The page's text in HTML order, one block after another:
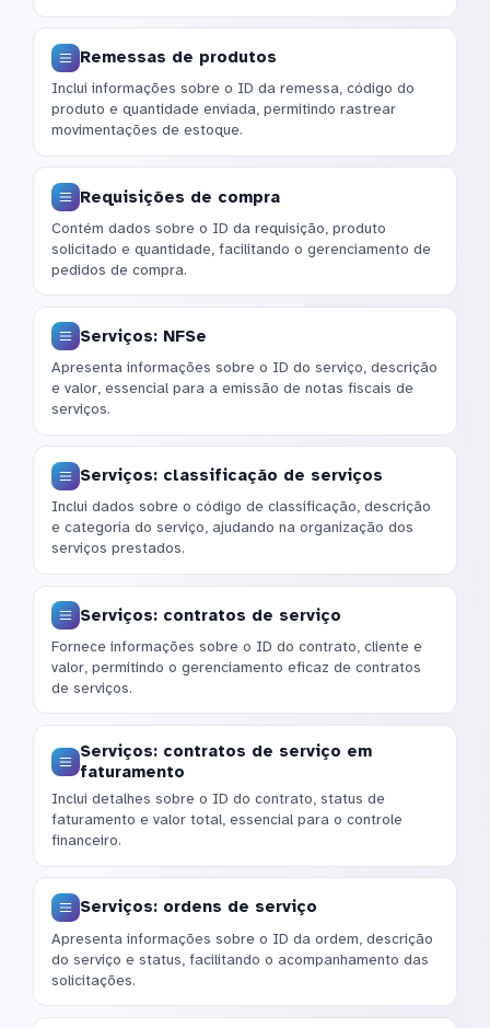
Remessas de produtos
Inclui informações sobre o ID da remessa, código do
produto e quantidade enviada, permitindo rastrear
movimentações de estoque.
Requisições de compra
Contém dados sobre o ID da requisição, produto
solicitado e quantidade, facilitando o gerenciamento de
pedidos de compra.
Serviços: NFSe
Apresenta informações sobre o ID do serviço, descrição
e valor, essencial para a emissão de notas fiscais de
serviços.
Serviços: classificação de serviços
Inclui dados sobre o código de classificação, descrição
e categoria do serviço, ajudando na organização dos
serviços prestados.
Serviços: contratos de serviço
Fornece informações sobre o ID do contrato, cliente e
valor, permitindo o gerenciamento eficaz de contratos
de serviços.
Serviços: contratos de serviço em
faturamento
Inclui detalhes sobre o ID do contrato, status de
faturamento e valor total, essencial para o controle
financeiro.
Serviços: ordens de serviço
Apresenta informações sobre o ID da ordem, descrição
do serviço e status, facilitando o acompanhamento das
solicitações.